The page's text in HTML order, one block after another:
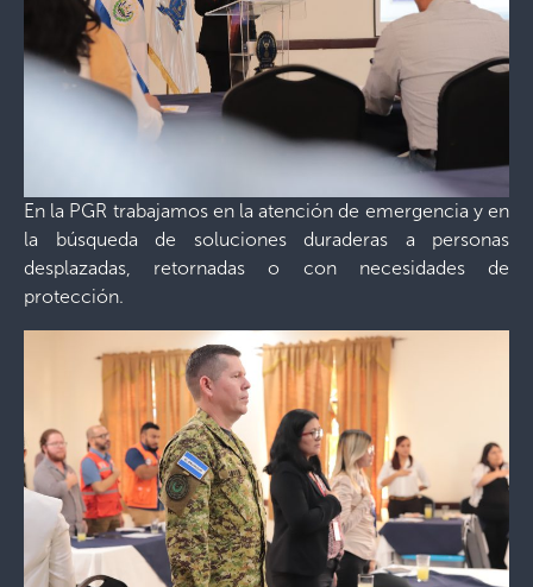
En la PGR trabajamos en la atención de emergencia y en
la búsqueda de soluciones duraderas a personas
desplazadas, retornadas o con necesidades de
protección.